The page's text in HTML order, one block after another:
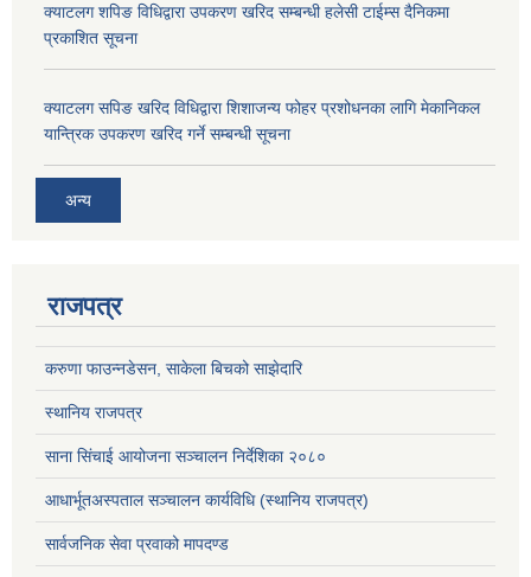
क्याटलग शपिङ विधिद्वारा उपकरण खरिद सम्बन्धी हलेसी टाईम्स दैनिकमा
प्रकाशित सूचना
क्याटलग सपिङ खरिद विधिद्वारा शिशाजन्य फोहर प्रशोधनका लागि मेकानिकल
यान्त्रिक उपकरण खरिद गर्ने सम्बन्धी सूचना
अन्य
राजपत्र
करुणा फाउन्नडेसन, साकेला बिचको साझेदारि
स्थानिय राजपत्र
साना सिंचाई आयोजना सञ्चालन निर्देशिका २०८०
आधार्भूतअस्पताल सञ्चालन कार्यविधि (स्थानिय राजपत्र)
सार्वजनिक सेवा प्रवाको मापदण्ड